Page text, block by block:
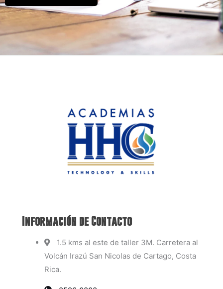
Información de Contacto
1.5 kms al este de taller 3M. Carretera al
Volcán Irazú San Nicolas de Cartago, Costa
Rica.